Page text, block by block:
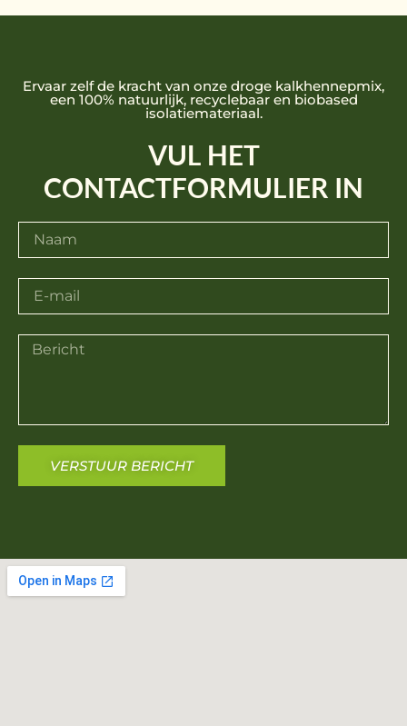
Ervaar zelf de kracht van onze droge kalkhennepmix,
een 100% natuurlijk, recyclebaar en biobased
isolatiemateriaal.
VUL HET
CONTACTFORMULIER IN
VERSTUUR BERICHT